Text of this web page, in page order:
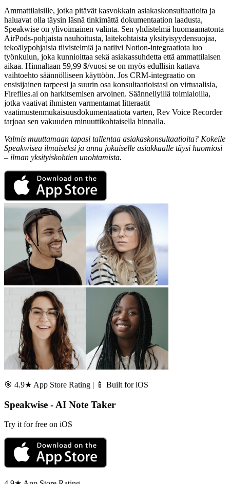
Ammattilaisille, jotka pitävät kasvokkain asiakaskonsultaatioita ja
haluavat olla täysin läsnä tinkimättä dokumentaation laadusta,
Speakwise on ylivoimainen valinta. Sen yhdistelmä huomaamatonta
AirPods-pohjaista nauhoitusta, laitekohtaista yksityisyydensuojaa,
tekoälypohjaisia tiivistelmiä ja natiivi Notion-integraatiota luo
työnkulun, joka kunnioittaa sekä asiakassuhdetta että ammattilaisen
aikaa. Hinnaltaan 59,99 $/vuosi se on myös edullisin kattava
vaihtoehto säännölliseen käyttöön. Jos CRM-integraatio on
ensisijainen tarpeesi ja suurin osa konsultaatioistasi on virtuaalisia,
Fireflies.ai on harkitsemisen arvoinen. Säännellyillä toimialoilla,
jotka vaativat ihmisten varmentamat litteraatit
vaatimustenmukaisuusdokumentaatiota varten, Rev Voice Recorder
tarjoaa sen vakuuden minuuttikohtaisella hinnalla.
Valmis muuttamaan tapasi tallentaa asiakaskonsultaatioita? Kokeile
Speakwisea ilmaiseksi ja anna jokaiselle asiakkaalle täysi huomiosi
– ilman yksityiskohtien unohtamista.
🎯 4.9★ App Store Rating | 📱 Built for iOS
Speakwise - AI Note Taker
Try it for free on iOS